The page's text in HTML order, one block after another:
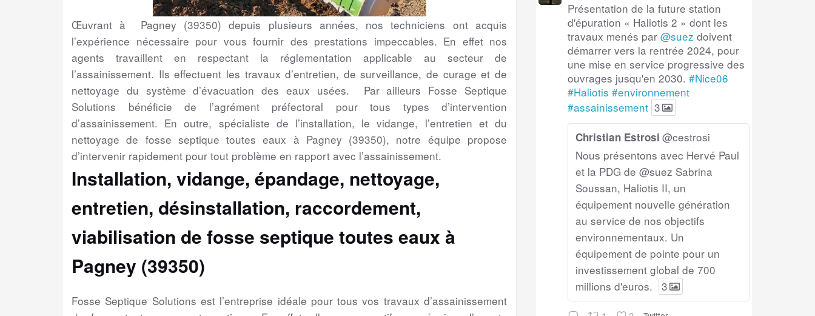
Œuvrant à Pagney (39350) depuis plusieurs années, nos techniciens ont acquis
l’expérience nécessaire pour vous fournir des prestations impeccables. En effet nos
agents travaillent en respectant la réglementation applicable au secteur de
l’assainissement. Ils effectuent les travaux d’entretien, de surveillance, de curage et de
nettoyage du système d’évacuation des eaux usées. Par ailleurs Fosse Septique
Solutions bénéficie de l’agrément préfectoral pour tous types d’intervention
d’assainissement. En outre, spécialiste de l’installation, le vidange, l’entretien et du
nettoyage de fosse septique toutes eaux à Pagney (39350), notre équipe propose
d’intervenir rapidement pour tout problème en rapport avec l’assainissement.
Installation, vidange, épandage, nettoyage,
entretien, désinstallation, raccordement,
viabilisation de fosse septique toutes eaux à
Pagney (39350)
Fosse Septique Solutions est l’entreprise idéale pour tous vos travaux d’assainissement
Présentation de la future station
d'épuration « Haliotis 2 » dont les
travaux menés par @suez doivent
démarrer vers la rentrée 2024, pour
une mise en service progressive des
ouvrages jusqu'en 2030. #Nice06
#Haliotis #environnement
#assainissement 3
Christian Estrosi @cestrosi
Nous présentons avec Hervé Paul
et la PDG de @suez Sabrina
Soussan, Haliotis II, un
équipement nouvelle génération
au service de nos objectifs
environnementaux. Un
équipement de pointe pour un
investissement global de 700
millions d'euros.
3